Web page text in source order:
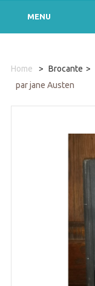
MENU
Home > Brocante >
par jane Austen